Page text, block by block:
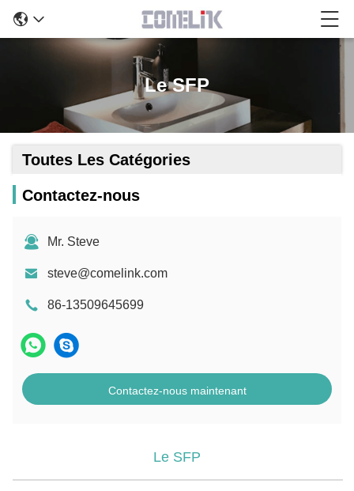
Le SFP
Toutes Les Catégories
Contactez-nous
Mr. Steve
steve@comelink.com
86-13509645699
Contactez-nous maintenant
Le SFP